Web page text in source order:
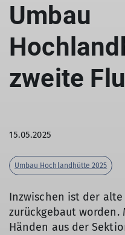
Umbau
zweite
15.05.2025
Umbau Hochlandhütte 2025
Inzwischen ist der
zurückgebaut
Händen aus der